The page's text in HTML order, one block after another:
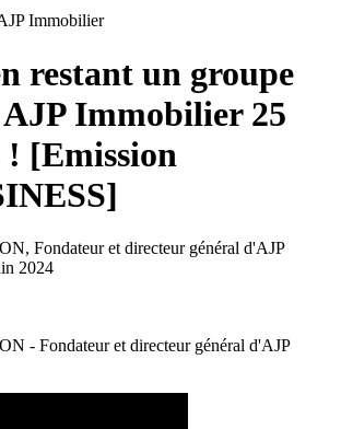
Immobilier
restant un groupe
Immobilier 25
! [Emission
Fondateur et directeur général d'AJP
2024
- Fondateur et directeur général d'AJP